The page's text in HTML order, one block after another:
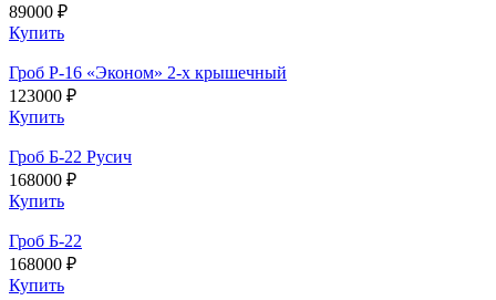
89000 ₽
Купить
Гроб Р-16 «Эконом» 2-х крышечный
123000 ₽
Купить
Гроб Б-22 Русич
168000 ₽
Купить
Гроб Б-22
168000 ₽
Купить